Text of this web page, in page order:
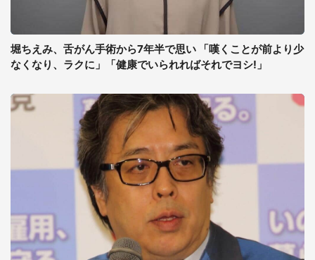
堀ちえみ、舌がん手術から7年半で思い 「嘆くことが前より少
なくなり、ラクに」「健康でいられればそれでヨシ!」